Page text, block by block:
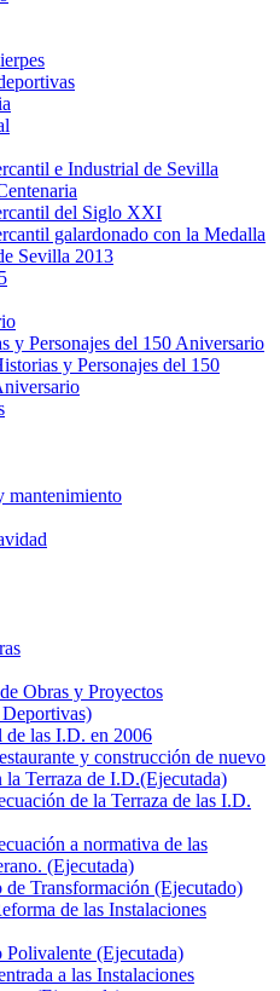
e Industrial de Sevilla
del Siglo XXI
galardonado con la Medalla
Sevilla 2013
y Personajes del 150 Aniversario
y Personajes del 150
mantenimiento
Obras y Proyectos
de las I.D. en 2006
y construcción de nuevo
Terraza de I.D.(Ejecutada)
de la Terraza de las I.D.
a normativa de las
(Ejecutada)
Transformación (Ejecutado)
de las Instalaciones
(Ejecutada)
a las Instalaciones